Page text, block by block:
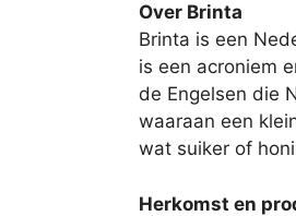
Over Brinta
Brinta is een
is een acroniem
de Engelsen die
waaraan een
wat suiker of
Herkomst en